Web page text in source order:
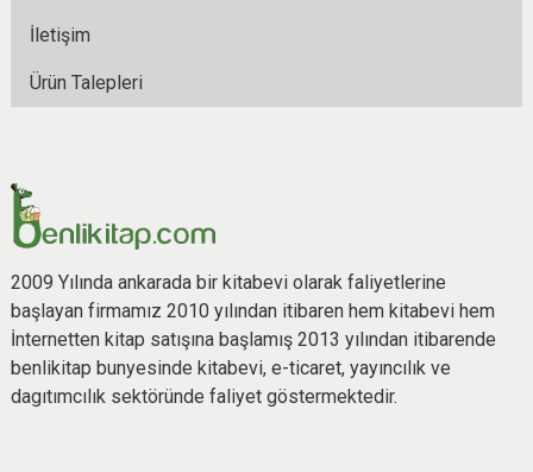
İletişim
Ürün Talepleri
2009 Yılında ankarada bir kitabevi olarak faliyetlerine
başlayan firmamız 2010 yılından itibaren hem kitabevi hem
İnternetten kitap satışına başlamış 2013 yılından itibarende
benlikitap bunyesinde kitabevi, e-ticaret, yayıncılık ve
dagıtımcılık sektöründe faliyet göstermektedir.